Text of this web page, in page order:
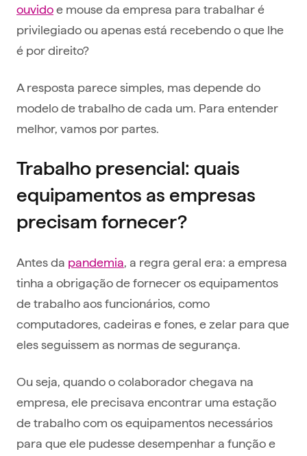
ouvidoe mouse da empresa para trabalhar é
privilegiado ou apenas está recebendo o que lhe
é por direito?
A resposta parece simples, mas depende do
modelo de trabalho de cada um. Para entender
melhor, vamos por partes.
Trabalho presencial: quais
equipamentos as empresas
precisam fornecer?
Antes da pandemia, a regra geral era: a empresa
tinha a obrigação de fornecer os equipamentos
de trabalho aos funcionários, como
computadores, cadeiras e fones, e zelar para que
eles seguissem as normas de segurança.
Ou seja, quando o colaborador chegava na
empresa, ele precisava encontrar uma estação
de trabalho com os equipamentos necessários
para que ele pudesse desempenhar a função e